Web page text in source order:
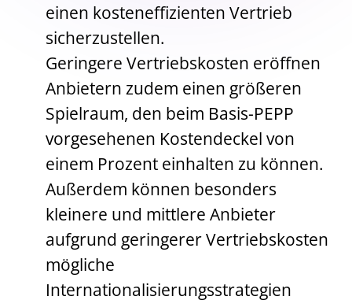
einen kosteneffizienten Vertrieb
sicherzustellen.
Geringere Vertriebskosten eröffnen
Anbietern zudem einen größeren
Spielraum, den beim Basis-PEPP
vorgesehenen Kostendeckel von
einem Prozent einhalten zu können.
Außerdem können besonders
kleinere und mittlere Anbieter
aufgrund geringerer Vertriebskosten
mögliche
Internationalisierungsstrategien